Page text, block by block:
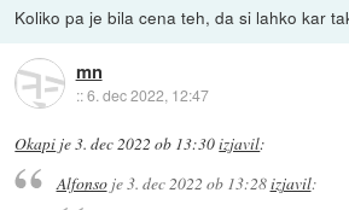
Koliko pa je bila cena teh, da si lahko kar
mn
::6. dec 2022, 12:47
Okapi je3. dec 2022 ob 13:30izjavil:
Alfonsoje3. dec 2022 ob 13:28izjavil: